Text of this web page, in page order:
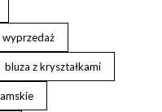
wyprzedaż
bluza z kryształkami